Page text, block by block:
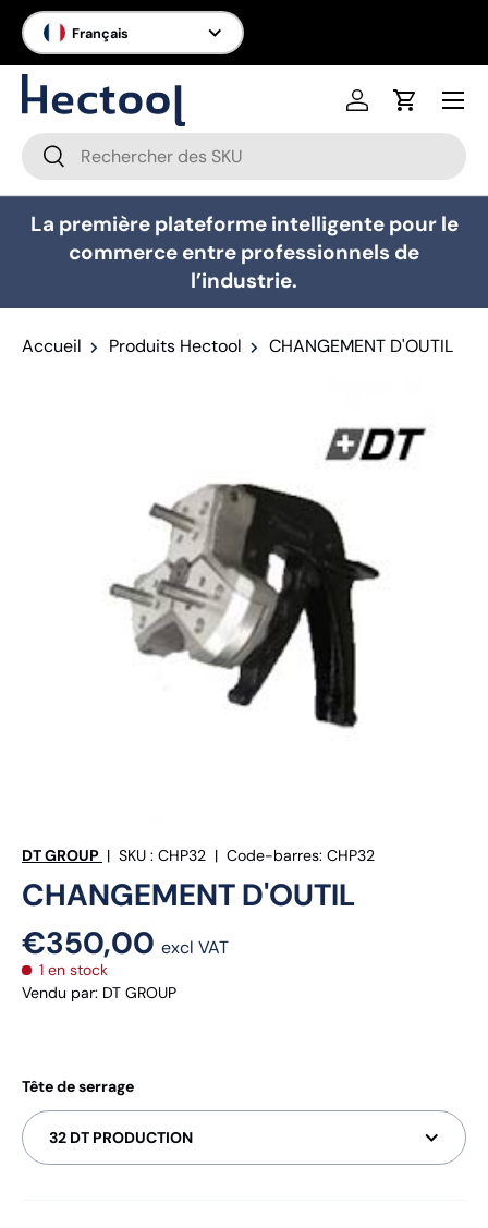
Aller au contenu
Langue
Français
Recherche
Rechercher
Se connecter
Panier
Menu
La première plateforme intelligente pour le
commerce entre professionnels de
l’industrie.
Accueil Produits Hectool CHANGEMENT D'OUTIL
DT GROUP | SKU : CHP32 | Code-barres: CHP32
CHANGEMENT D'OUTIL
€350,00 excl VAT
1 en stock
Vendu par: DT GROUP
Tête de serrage
32 DT PRODUCTION